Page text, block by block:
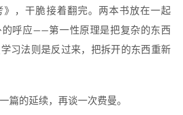
》，干脆接着翻完。两本书放在一起
的呼应——第一性原理是把复杂的东西
习法则是反过来，把拆开的东西重新
篇的延续，再谈一次费曼。